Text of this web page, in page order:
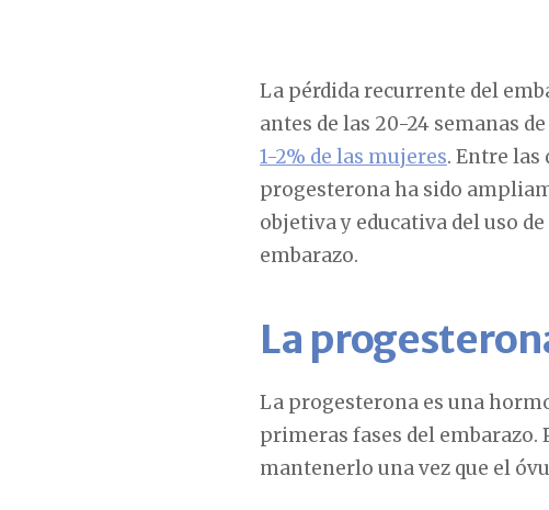
La pérdida recurrente del
antes de las 20-24 semanas
1-2% de las mujeres. Entre
progesterona ha sido
objetiva y educativa del uso
embarazo.
La
La progesterona es una
primeras fases del embarazo.
mantenerlo una vez que el